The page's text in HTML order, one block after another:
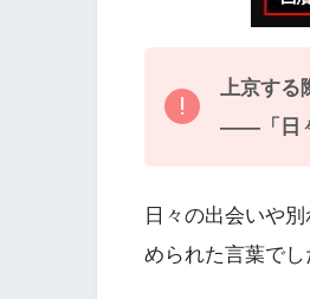
上京す
――「日
日々の出会いや
められた言葉で